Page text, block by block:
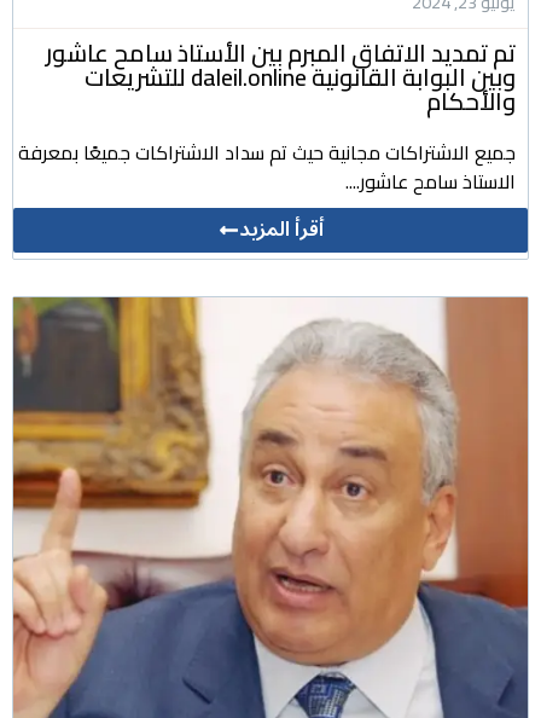
تم تمديد الاتفاق المبرم بين الأستاذ سامح عاشور
وبين البوابة القانونية daleil.online للتشريعات
والأحكام
جميع الاشتراكات مجانية حيث تم سداد الاشتراكات جميعًا بمعرفة
الاستاذ سامح عاشور....
أقرأ المزيد